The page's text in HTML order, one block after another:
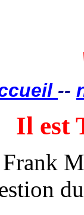
--
Il est